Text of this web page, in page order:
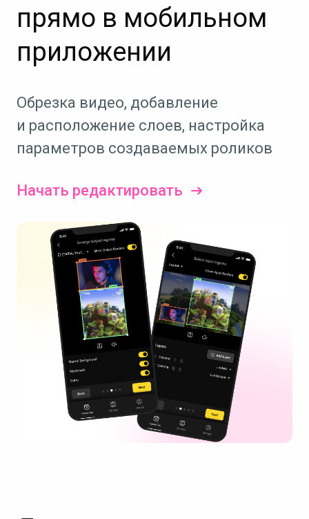
прямо в мобильном
приложении
Обрезка видео, добавление
и расположение слоев, настройка
параметров создаваемых роликов
Начать редактировать